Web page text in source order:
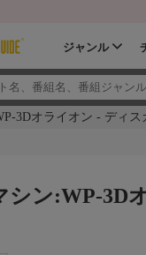
ジャンル
3Dオライオン - ディ
シン:WP-3D